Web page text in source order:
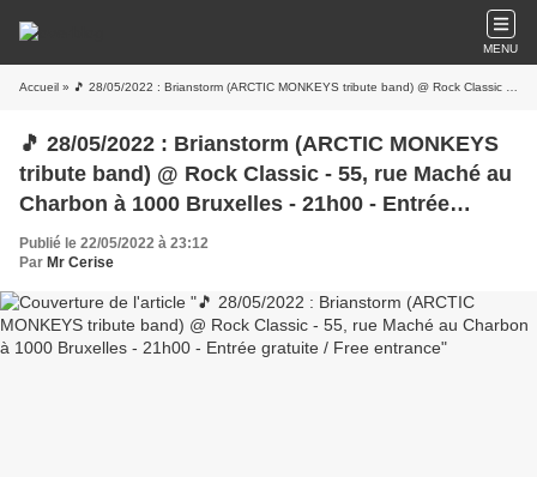
MENU
Accueil » 🎵 28/05/2022 : Brianstorm (ARCTIC MONKEYS tribute band) @ Rock Classic - 55, rue Maché au Charbon à 1000 Bruxelles - 21h00 - Entrée gratuite / Free entrance
🎵 28/05/2022 : Brianstorm (ARCTIC MONKEYS
tribute band) @ Rock Classic - 55, rue Maché au
Charbon à 1000 Bruxelles - 21h00 - Entrée
gratuite / Free entrance
Publié le 22/05/2022 à 23:12
Par Mr Cerise